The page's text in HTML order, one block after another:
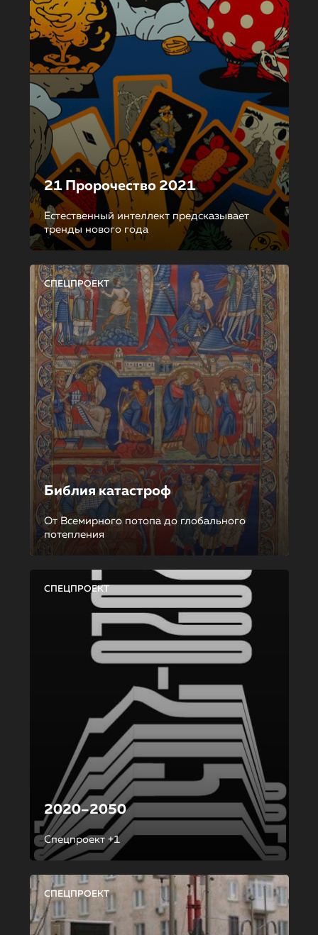
21 Пророчество 2021
Естественный интеллект предсказывает
тренды нового года
СПЕЦПРОЕКТ
Библия катастроф
От Всемирного потопа до глобального
потепления
СПЕЦПРОЕКТ
2020–2050
Спецпроект +1
СПЕЦПРОЕКТ